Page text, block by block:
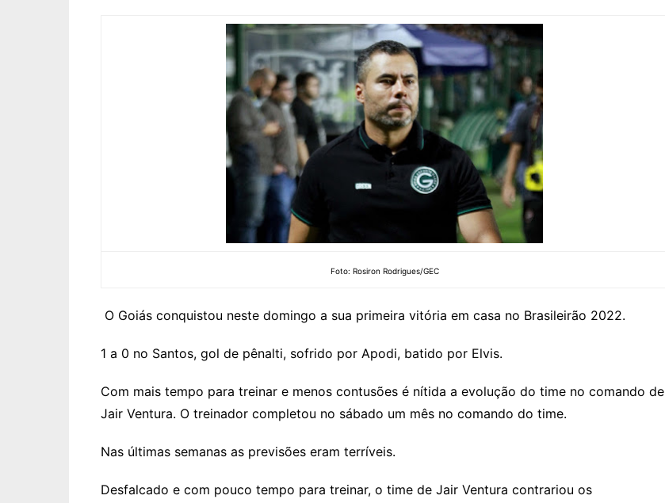
Foto: Rosiron Rodrigues/GEC
O Goiás conquistou neste domingo a sua primeira vitória em casa no Brasileirão 2022.
1 a 0 no Santos, gol de pênalti, sofrido por Apodi, batido por Elvis.
Com mais tempo para treinar e menos contusões é nítida a evolução do time no comando de
Jair Ventura. O treinador completou no sábado um mês no comando do time.
Nas últimas semanas as previsões eram terríveis.
Desfalcado e com pouco tempo para treinar, o time de Jair Ventura contrariou os